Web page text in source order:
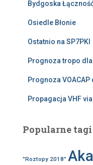
Bydgoska
Osiedle Błonie
Ostatnio na SP7PKI
Prognoza tropo dla
Prognoza VOACAP
Propagacja VHF via
Popularne tagi
"Roztopy 2018"